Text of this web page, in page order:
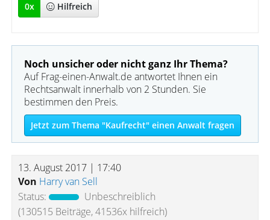
0x Hilfreich
Noch unsicher oder nicht ganz Ihr Thema?
Auf Frag-einen-Anwalt.de antwortet Ihnen ein
Rechtsanwalt innerhalb von 2 Stunden. Sie
bestimmen den Preis.
Jetzt zum Thema "Kaufrecht" einen Anwalt fragen
13. August 2017 | 17:40
Von Harry van Sell
Status:
Unbeschreiblich
(130515 Beiträge, 41536x hilfreich)